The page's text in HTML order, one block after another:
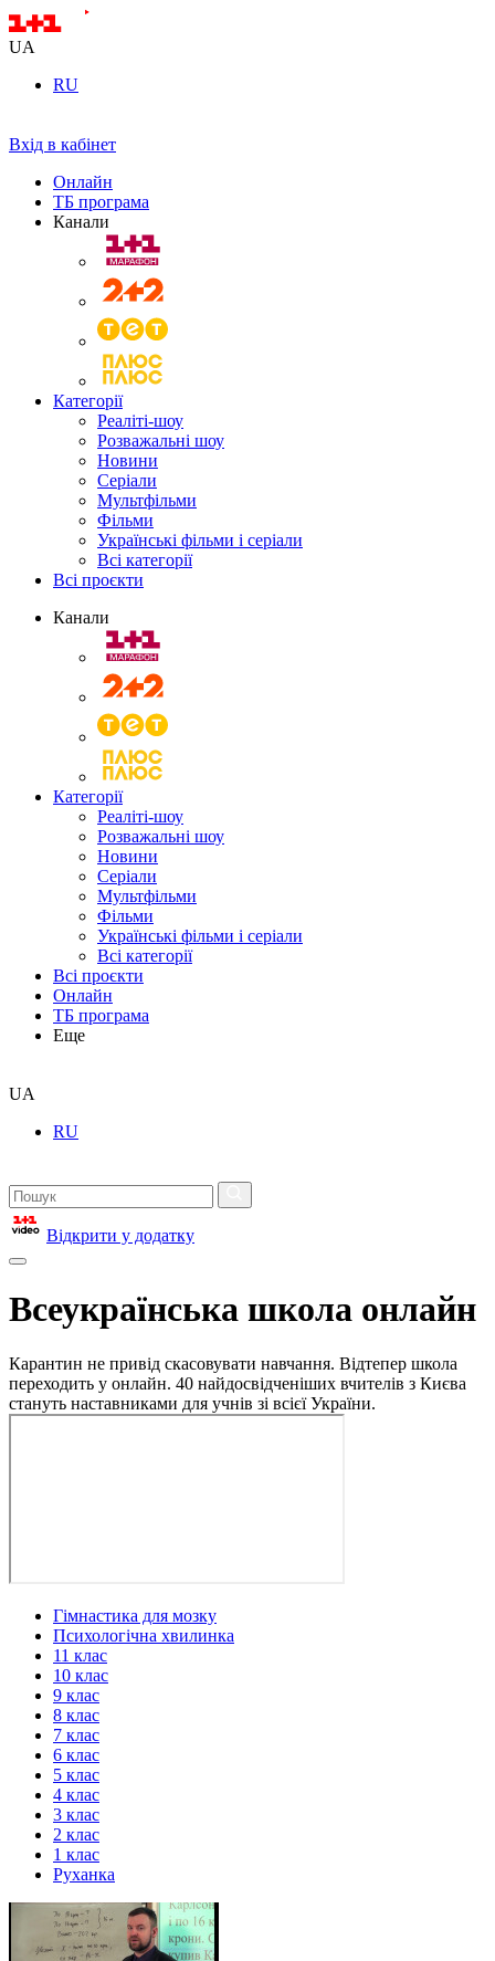
UA
RU
Вхід в кабінет
Онлайн
ТБ програма
Канали
Категорії
Реаліті-шоу
Розважальні шоу
Новини
Серіали
Мультфільми
Фільми
Українські фільми і серіали
Всі категорії
Всі проєкти
Канали
Категорії
Реаліті-шоу
Розважальні шоу
Новини
Серіали
Мультфільми
Фільми
Українські фільми і серіали
Всі категорії
Всі проєкти
Онлайн
ТБ програма
Еще
UA
RU
Відкрити у додатку
Всеукраїнська школа онлайн
Карантин не привід скасовувати навчання. Відтепер школа
переходить у онлайн. 40 найдосвідченіших вчителів з Києва
стануть наставниками для учнів зі всієї України.
Гімнастика для мозку
Психологічна хвилинка
11 клас
10 клас
9 клас
8 клас
7 клас
6 клас
5 клас
4 клас
3 клас
2 клас
1 клас
Руханка